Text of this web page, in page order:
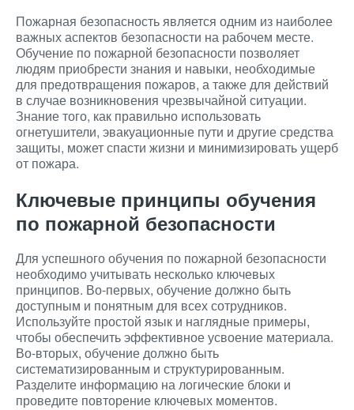
Пожарная безопасность является одним из наиболее
важных аспектов безопасности на рабочем месте.
Обучение по пожарной безопасности позволяет
людям приобрести знания и навыки, необходимые
для предотвращения пожаров, а также для действий
в случае возникновения чрезвычайной ситуации.
Знание того, как правильно использовать
огнетушители, эвакуационные пути и другие средства
защиты, может спасти жизни и минимизировать ущерб
от пожара.
Ключевые принципы обучения
по пожарной безопасности
Для успешного обучения по пожарной безопасности
необходимо учитывать несколько ключевых
принципов. Во-первых, обучение должно быть
доступным и понятным для всех сотрудников.
Используйте простой язык и наглядные примеры,
чтобы обеспечить эффективное усвоение материала.
Во-вторых, обучение должно быть
систематизированным и структурированным.
Разделите информацию на логические блоки и
проведите повторение ключевых моментов.